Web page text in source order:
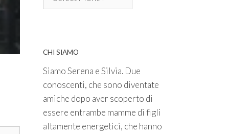
CHI SIAMO
Siamo Serena e Silvia. Due
conoscenti, che sono diventate
amiche dopo aver scoperto di
essere entrambe mamme di figli
altamente energetici, che hanno